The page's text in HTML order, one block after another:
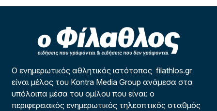
Ο ενημερωτικός αθλητικός ιστότοπος filathlos.gr
είναι μέλος του Kontra Media Group ανάμεσα στα
υπόλοιπα μέσα του ομίλου που είναι: ο
περιφερειακός ενημερωτικός τηλεοπτικός σταθμός